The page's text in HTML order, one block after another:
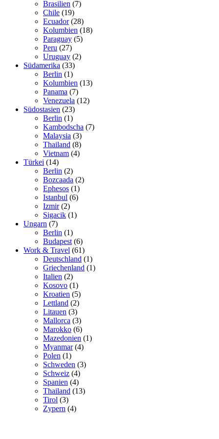
Brasilien (7)
Chile (19)
Ecuador(28)
Kolumbien (18)
Paraguay (5)
Peru (27)
Uruguay (2)
Südamerika (33)
Berlin (1)
Kolumbien (13)
Panama (7)
Venezuela (12)
Südostasien (23)
Berlin (1)
Kambodscha (7)
Malaysia (3)
Thailand (8)
Vietnam (4)
Türkei (14)
Berlin (2)
Bozcaada (2)
Ephesos (1)
Istanbul (6)
Izmir(2)
Sigacik (1)
Ungarn (7)
Berlin (1)
Budapest (6)
Work & Travel (61)
Deutschland (1)
Griechenland (1)
Italien (2)
Kosovo (1)
Kroatien (5)
Lettland (2)
Litauen (3)
Mallorca (3)
Marokko (6)
Mazedonien (1)
Myanmar(4)
Polen (1)
Schweden (3)
Schweiz (4)
Spanien (4)
Thailand (13)
Tirol (3)
Zypern (4)